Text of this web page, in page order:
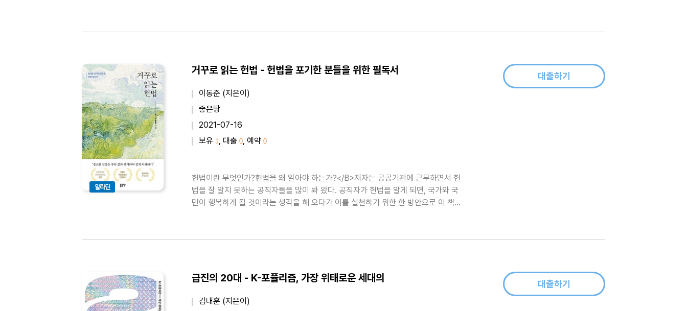
알라딘
거꾸로 읽는 헌법 - 헌법을 포기한 분들을 위한 필독서
이동준 (지은이)
좋은땅
2021-07-16
보유 1, 대출 0, 예약 0
헌법이란 무엇인가?헌법을 왜 알아야 하는가?</B>저자는 공공기관에 근무하면서 헌
법을 잘 알지 못하는 공직자들을 많이 봐 왔다. 공직자가 헌법을 알게 되면, 국가와 국
민이 행복하게 될 것이라는 생각을 해 오다가 이를 실천하기 위한 한 방안으로 이 책을
대출하기
급진의 20대 - K-포퓰리즘, 가장 위태로운 세대의
김내훈 (지은이)
대출하기